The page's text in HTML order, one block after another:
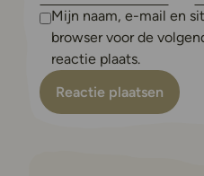
Mijn naam, e-mail en
browser voor de
reactie plaats.